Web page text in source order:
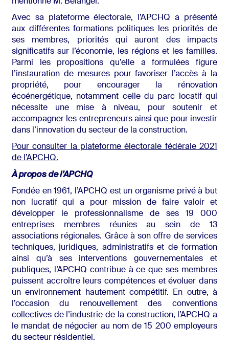
mentionne M. Bélanger.
Avec sa plateforme électorale, l’APCHQ a présenté
aux différentes formations politiques les priorités de
ses membres, priorités qui auront des impacts
significatifs sur l’économie, les régions et les familles.
Parmi les propositions qu’elle a formulées figure
l’instauration de mesures pour favoriser l’accès à la
propriété, pour encourager la rénovation
écoénergétique, notamment celle du parc locatif qui
nécessite une mise à niveau, pour soutenir et
accompagner les entrepreneurs ainsi que pour investir
dans l’innovation du secteur de la construction.
Pour consulter la plateforme électorale fédérale 2021
de l’APCHQ.
À propos de l’APCHQ
Fondée en 1961, l’APCHQ est un organisme privé à but
non lucratif qui a pour mission de faire valoir et
développer le professionnalisme de ses 19 000
entreprises membres réunies au sein de 13
associations régionales. Grâce à son offre de services
techniques, juridiques, administratifs et de formation
ainsi qu’à ses interventions gouvernementales et
publiques, l’APCHQ contribue à ce que ses membres
puissent accroître leurs compétences et évoluer dans
un environnement hautement compétitif. En outre, à
l’occasion du renouvellement des conventions
collectives de l’industrie de la construction, l’APCHQ a
le mandat de négocier au nom de 15 200 employeurs
du secteur résidentiel.